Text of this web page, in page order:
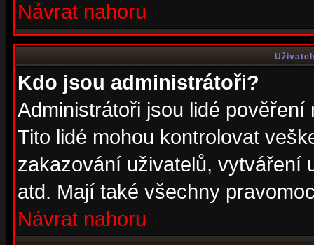
Návrat nahoru
Kdo jsou administrátoři?
Administrátoři jsou lidé
Tito lidé mohou kontrolovat
zakazování uživatelů, vytváření
atd. Mají také všechny
Návrat nahoru